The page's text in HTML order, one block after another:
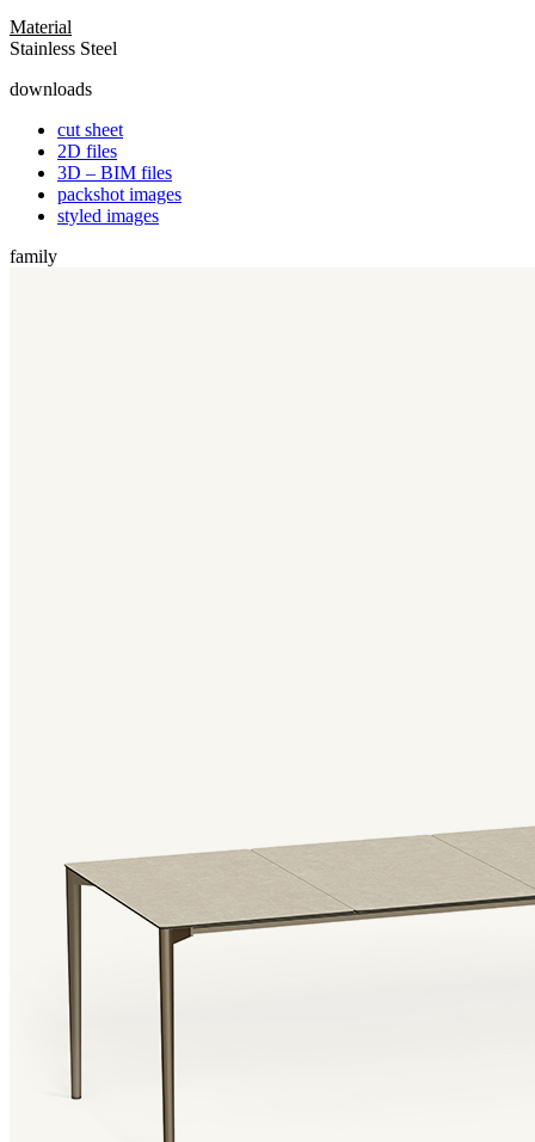
Material
Stainless Steel
downloads
cut sheet
2D files
3D – BIM files
packshot images
styled images
family